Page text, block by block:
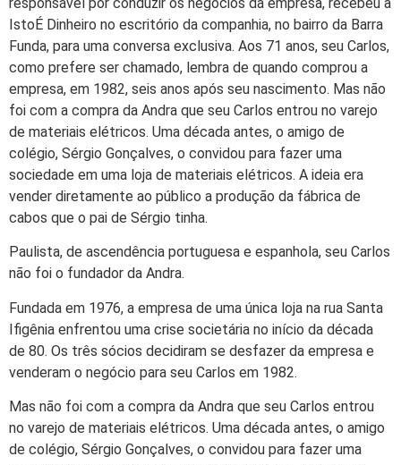
IstoÉ Dinheiro no escritório da companhia, no bairro da Barra
Funda, para uma conversa exclusiva. Aos 71 anos, seu Carlos,
como prefere ser chamado, lembra de quando comprou a
empresa, em 1982, seis anos após seu nascimento. Mas não
foi com a compra da Andra que seu Carlos entrou no varejo
de materiais elétricos. Uma década antes, o amigo de
colégio, Sérgio Gonçalves, o convidou para fazer uma
sociedade em uma loja de materiais elétricos. A ideia era
vender diretamente ao público a produção da fábrica de
cabos que o pai de Sérgio tinha.
Paulista, de ascendência portuguesa e espanhola, seu Carlos
não foi o fundador da Andra.
Fundada em 1976, a empresa de uma única loja na rua Santa
Ifigênia enfrentou uma crise societária no início da década
de 80. Os três sócios decidiram se desfazer da empresa e
venderam o negócio para seu Carlos em 1982.
Mas não foi com a compra da Andra que seu Carlos entrou
no varejo de materiais elétricos. Uma década antes, o amigo
de colégio, Sérgio Gonçalves, o convidou para fazer uma